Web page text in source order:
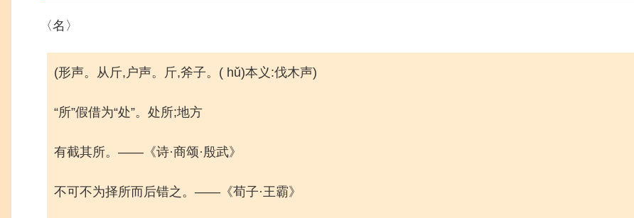
〈名〉
(形声。从斤,户声。斤,斧子。( hǔ)本义:伐木声)
“所”假借为“处”。处所;地方
有截其所。——《诗·商颂·殷武》
不可不为择所而后错之。——《荀子·王霸》